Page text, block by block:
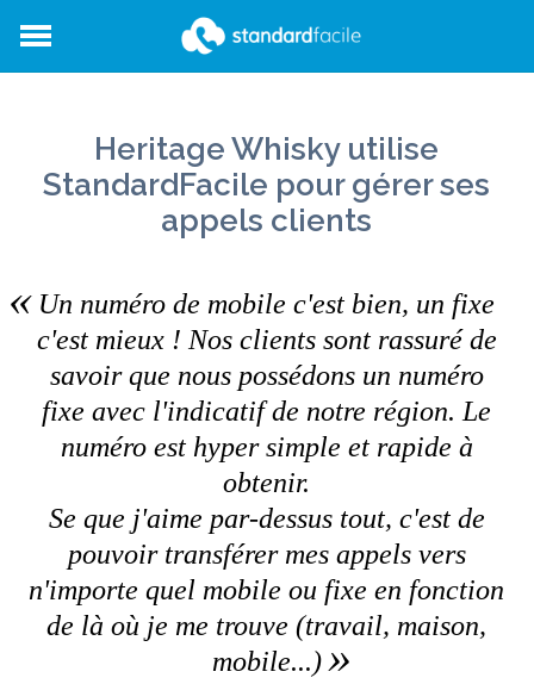
Heritage Whisky utilise
StandardFacile pour gérer ses
appels clients
Un numéro de mobile c'est bien, un fixe
c'est mieux ! Nos clients sont rassuré de
savoir que nous possédons un numéro
fixe avec l'indicatif de notre région. Le
numéro est hyper simple et rapide à
obtenir.
Se que j'aime par-dessus tout, c'est de
pouvoir transférer mes appels vers
n'importe quel mobile ou fixe en fonction
de là où je me trouve (travail, maison,
mobile...)